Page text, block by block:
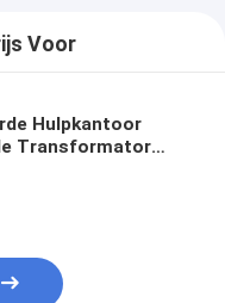
Voor
Hulpkantoor
Transformator